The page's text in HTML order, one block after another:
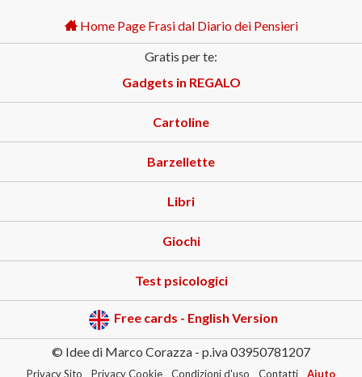
Home Page Frasi dal Diario dei Pensieri
Gratis per te:
Gadgets in REGALO
Cartoline
Barzellette
Libri
Giochi
Test psicologici
Free cards - English Version
© Idee di Marco Corazza - p.iva 03950781207
Privacy Sito Privacy Cookie Condizioni d'uso Contatti Aiuto